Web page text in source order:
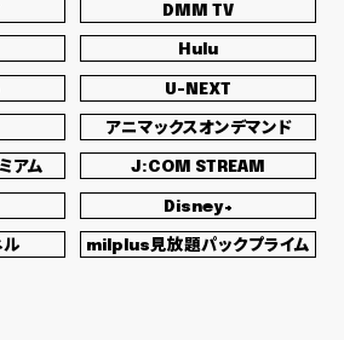
DMM TV
Hulu
U-NEXT
アニマックスオンデマンド
アム J:COM STREAM
Disney+
ル milplus見放題パックプライム